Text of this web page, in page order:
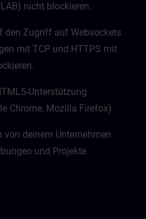
nicht blockieren.
den Zugriff auf Websockets
mit TCP und HTTPS mit
Unterstützung
Chrome, Mozilla Firefox)
deinem Unternehmen
und Projekte